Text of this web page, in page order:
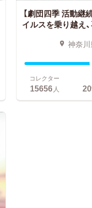
【劇団四季 活動継
イルスを乗り越え
神奈
コレクター
15656人